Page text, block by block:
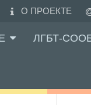
О ПРОЕКТЕ
ЛГБТ-